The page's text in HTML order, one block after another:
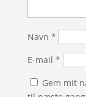
Navn *
E-mail *
Gem mit